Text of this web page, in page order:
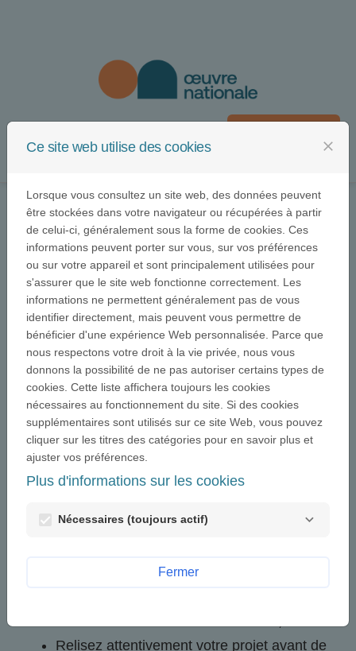
Menu
Œuvre Nationale
Bienvenue sur notre page de soumission des
projets. Nous vous invitons à lire les points ci-
dessous avant de commencer la présentation de
votre projet :
Ce site a pour objectif d'optimiser le
processus de sélection en vous guidant
travers d'une série de formulaires pré-
Chaque formulaire inclut une aide pour
Relisez attentivement votre projet avant de
Ce site web utilise des cookies close
Lorsque vous consultez un site web, des données peuvent
être stockées dans votre navigateur ou récupérées à partir
de celui-ci, généralement sous la forme de cookies. Ces
informations peuvent porter sur vous, sur vos préférences
ou sur votre appareil et sont principalement utilisées pour
s'assurer que le site web fonctionne correctement. Les
informations ne permettent généralement pas de vous
identifier directement, mais peuvent vous permettre de
bénéficier d'une expérience Web personnalisée. Parce que
nous respectons votre droit à la vie privée, nous vous
donnons la possibilité de ne pas autoriser certains types de
cookies. Cette liste affichera toujours les cookies
nécessaires au fonctionnement du site. Si des cookies
supplémentaires sont utilisés sur ce site Web, vous pouvez
cliquer sur les titres des catégories pour en savoir plus et
ajuster vos préférences.
Plus d'informations sur les cookies
Nécessaires (toujours actif)
Fermer